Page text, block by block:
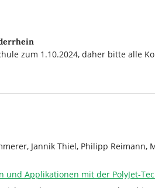
zum 1.10.2024, daher bitte alle
Jannik Thiel, Philipp Reimann,
und Applikationen mit der PolyJet-